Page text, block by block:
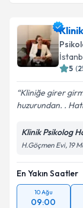
5 (
Kliniğe girer
huzurundan. .
Klinik Psikolog
H.Göçmen Evi, 19
En Yakın Saatler
10 Ağu
09:00